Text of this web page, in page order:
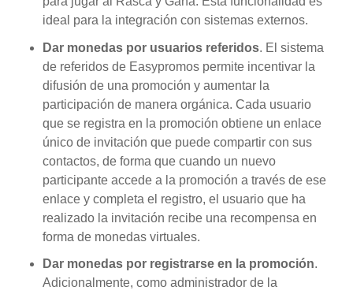
ideal para la integración con sistemas externos.
Dar monedas por usuarios referidos. El sistema
de referidos de Easypromos permite incentivar la
difusión de una promoción y aumentar la
participación de manera orgánica. Cada usuario
que se registra en la promoción obtiene un enlace
único de invitación que puede compartir con sus
contactos, de forma que cuando un nuevo
participante accede a la promoción a través de ese
enlace y completa el registro, el usuario que ha
realizado la invitación recibe una recompensa en
forma de monedas virtuales.
Dar monedas por registrarse en la promoción.
Adicionalmente, como administrador de la